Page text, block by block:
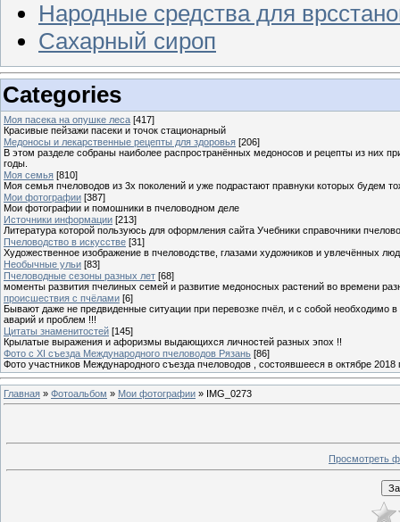
Народные средства для
Сахарный сироп
Categories
Моя пасека на опушке леса [417]
Красивые пейзажи пасеки и точок стационарный
Медоносы и лекарственные рецепты для здоровья [206]
В этом разделе собраны наиболее распространённых медоносов и рецепты из них
годы.
Моя семья [810]
Моя семья пчеловодов из 3х поколений и уже подрастают правнуки которых будем
Мои фотографии [387]
Мои фотографии и помошники в пчеловодном деле
Источники информации [213]
Литература которой пользуюсь для оформления сайта Учебники справочники
Пчеловодство в искусстве [31]
Художественное изображение в пчеловодстве, глазами художников и увлечённых
Необычные ульи [83]
Пчеловодные сезоны разных лет [68]
моменты развития пчелиных семей и развитие медоносных растений во времени
происшествия с пчёлами [6]
Бывают даже не предвиденные ситуации при перевозке пчёл, и с собой необходимо
аварий и проблем !!!
Цитаты знаменитостей [145]
Крылатые выражения и афоризмы выдающихся личностей разных эпох !!
Фото с XI съезда Международного пчеловодов Рязань [86]
Фото участников Международного съезда пчеловодов , состоявшееся в октябре 2018
Главная » Фотоальбом » Мои фотографии » IMG_0273
Просмотреть